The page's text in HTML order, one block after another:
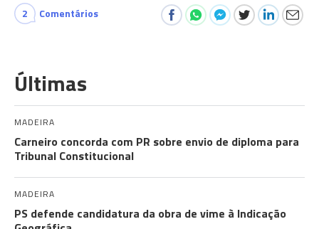
2 Comentários
Últimas
MADEIRA
Carneiro concorda com PR sobre envio de diploma para
Tribunal Constitucional
MADEIRA
PS defende candidatura da obra de vime à Indicação